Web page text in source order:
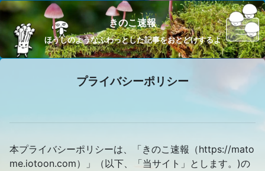
きのこ速報
ほうしのようなふわっとした記事をおとどけするよ
プライバシーポリシー
本プライバシーポリシーは、「きのこ速報（https://mato
me.iotoon.com）」（以下、「当サイト」とします。)の